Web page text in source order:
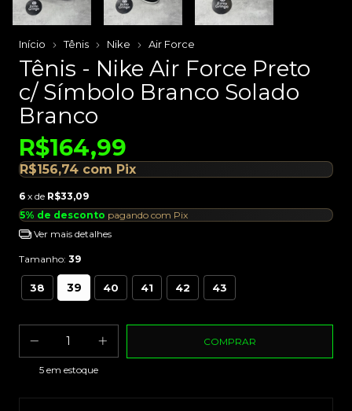
Início Tênis Nike Air Force
Tênis - Nike Air Force Preto
c/ Símbolo Branco Solado
Branco
R$164,99
R$156,74 com Pix
6 x de R$33,09
5% de desconto pagando com Pix
Ver mais detalhes
Tamanho: 39
38 39 40 41 42 43
5em estoque